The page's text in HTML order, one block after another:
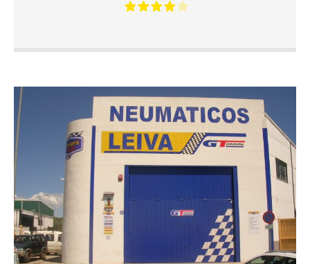
amplia experiencia. Entre los servicios más destacados